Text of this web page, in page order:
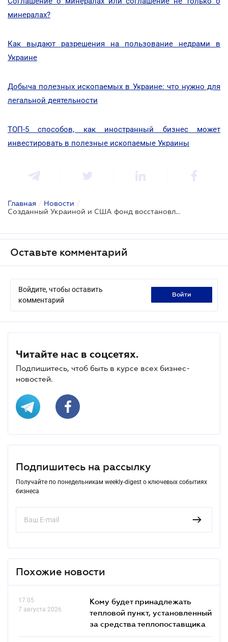
минералах?
Как выдают разрешения на пользование недрами в
Украине
Добыча полезных ископаемых в Украине: что нужно для
легальной деятельности
ТОП-5 способов, как иностранный бизнес может
инвестировать в полезные ископаемые Украины
Главная / Новости /
Созданный Украиной и США фонд восстановления начал работу
Оставьте комментарий
Войдите, чтобы оставить
комментарий
войти
Читайте нас в соцсетях.
Подпишитесь, чтоб быть в курсе всех бизнес-
новостей.
Подпишитесь на рассылку
Получайте по понедельникам weekly-digest о ключевых событиях
бизнеса
Похожие новости
17.05
7 августа 2026
Кому будет принадлежать
тепловой пункт, установленный
за средства теплопоставщика